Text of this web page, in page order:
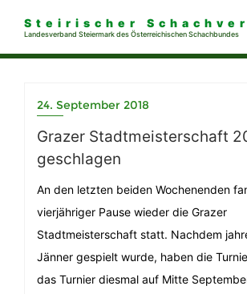
Steirischer
Landesverband Steiermark des Österreichischen Schachbundes
24. September 2018
Grazer Stadtmeisterschaft
geschlagen
An den letzten beiden Wochenenden
vierjähriger Pause wieder die Grazer
Stadtmeisterschaft statt. Nachdem
Jänner gespielt wurde, haben die
das Turnier diesmal auf Mitte